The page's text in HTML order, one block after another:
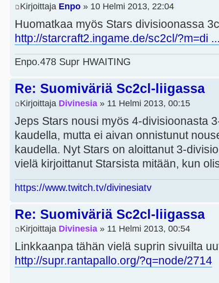
Kirjoittaja Enpo » 10 Helmi 2013, 22:04
Huomatkaa myös Stars divisioonassa
http://starcraft2.ingame.de/sc2cl/?m=di
Enpo.478 Supr HWAITING
Re: Suomiväriä Sc2cl-liigassa
Kirjoittaja Divinesia » 11 Helmi 2013, 00:15
Jeps Stars nousi myös 4-divisioonasta
kaudella, mutta ei aivan onnistunut
kaudella. Nyt Stars on aloittanut 3-
vielä kirjoittanut Starsista mitään, kun
https://www.twitch.tv/divinesiatv
Re: Suomiväriä Sc2cl-liigassa
Kirjoittaja Divinesia » 11 Helmi 2013, 00:54
Linkkaanpa tähän vielä suprin sivuilta
http://supr.rantapallo.org/?q=node/2714